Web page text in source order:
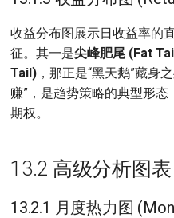
收益分布图展示日收益率的
征。其一是尖峰肥尾 (Fat
Tail) ，那正是“黑天鹅”藏身
赚”，是趋势策略的典型形态
期权。
13.2 高级分析图表
13.2.1 月度热力图